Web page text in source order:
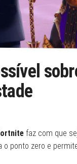
faz com que
ponto zero e